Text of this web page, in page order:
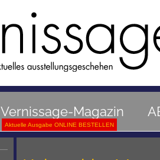
Vernissage-Magazin
Aktuelle Ausgabe ONLINE BESTELLEN